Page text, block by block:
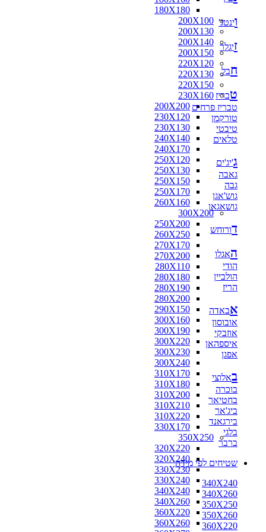
180X180
200X100
200X130
200X140
200X150
220X120
220X130
220X150
230X160
200X200
230X120
230X130
240X140
240X170
250X120
250X130
250X150
250X170
260X160
300X200
250X200
260X250
270X170
270X200
280X110
280X180
280X190
280X200
290X150
300X160
300X190
300X220
300X230
300X240
310X170
310X180
310X200
310X210
310X220
330X170
350X250
320X220
320X240
330X230
330X240
340X240
340X260
360X220
360X260
וינטג'
זיגלר
חבל
טבריז
טבריז פרחים
טורקמן
טיבטי
טלאים
ג'יג'ים
גאבה
גבה
גוש'אגן
גושאגאן
דורוחש
האגלו
הודי
הולביין
הריז
אבאדה
אובוסון
אוזבקי
איספהאן
אפגן
באלוצי
בוכרה
בחטיאר
ביג'אר
בירגאנד
בלגי
ברבר
שטיחים לפי מידה
340X240
340X260
350X250
350X260
360X220